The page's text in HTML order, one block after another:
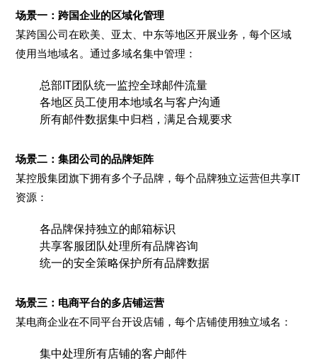
场景一：跨国企业的区域化管理
某跨国公司在欧美、亚太、中东等地区开展业务，每个区域
使用当地域名。通过多域名集中管理：
总部IT团队统一监控全球邮件流量
各地区员工使用本地域名与客户沟通
所有邮件数据集中归档，满足合规要求
场景二：集团公司的品牌矩阵
某控股集团旗下拥有多个子品牌，每个品牌独立运营但共享IT
资源：
各品牌保持独立的邮箱标识
共享客服团队处理所有品牌咨询
统一的安全策略保护所有品牌数据
场景三：电商平台的多店铺运营
某电商企业在不同平台开设店铺，每个店铺使用独立域名：
集中处理所有店铺的客户邮件